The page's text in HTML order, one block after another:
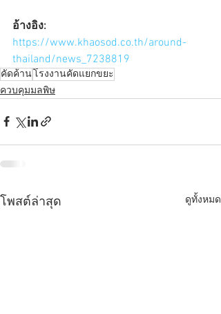
อ้างอิง:
https://www.khaosod.co.th/around-
thailand/news_7238819
คัดค้าน โรงงานคัดแยกขยะ
ควบคุมมลพิษ
โพสต์ล่าสุด ดูทั้งหมด